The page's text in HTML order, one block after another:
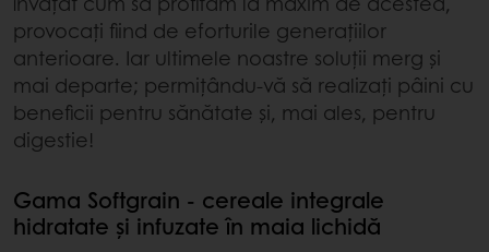
provocați fiind de eforturile generațiilor
anterioare. Iar ultimele noastre soluții merg și
mai departe; permițându-vă să realizați pâini cu
beneficii pentru sănătate și, mai ales, pentru
digestie!
Gama Softgrain - cereale integrale
hidratate și infuzate în maia lichidă